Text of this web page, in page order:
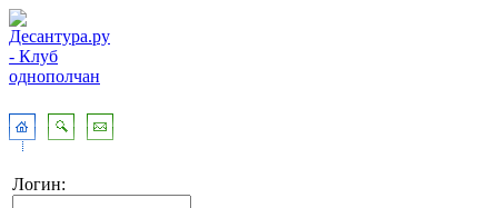
Логин: